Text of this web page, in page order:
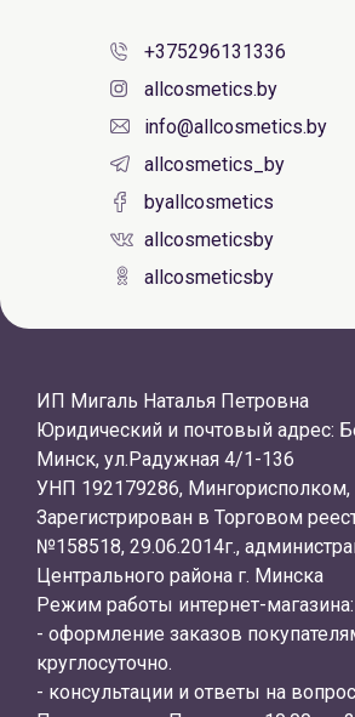
+375296131336
allcosmetics.by
info@allcosmetics.by
allcosmetics_by
byallcosmetics
allcosmeticsby
allcosmeticsby
ИП Мигаль Наталья Петровна
Юридический и почтовый адрес:
Минск, ул.Радужная 4/1-136
УНП 192179286, Мингорисполком,
Зарегистрирован в Торговом
№158518, 29.06.2014г.,
Центрального района г. Минска
Режим работы интернет-магазина:
- оформление заказов
круглосуточно.
- консультации и ответы на